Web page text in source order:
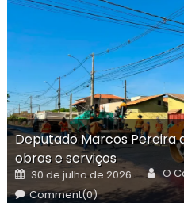
Deputado Marcos Pereira
obras e serviços
Posted
on
30 de julho de 2026
O
Comment(0)